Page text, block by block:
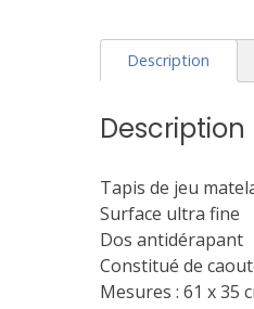
Description
Description
Tapis de jeu
Surface ultra fine
Dos antidérapant
Constitué de
Mesures : 61 x 35